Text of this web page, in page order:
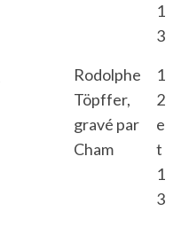
1
3
Rodolphe
Töpffer,
gravé par
Cham
1
2
e
t
1
3